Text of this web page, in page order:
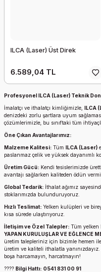
ILCA (Laser) Üst Direk
6.589,04 TL
Profesyonel ILCA (Laser) Teknik
İmalatçı ve ithalatçı kimliğimizle, ILCA
denizdeki zorlu şartlara uyum
çözümlerimizle, bu sınıftaki tüm
Öne Çıkan Avantajlarımız:
Malzeme Kalitesi: Tüm ILCA (Laser)
paslanmaz çelik ve yüksek dayanımlı
Üretim Gücü: Kendi tesislerimizde
avantajı sağlarken kaliteden ödün
Global Tedarik: İthalat ağımız
stoklarımızda bulunduruyoruz.
Hızlı Teslimat: Yelken kulüpleri ve
kısa sürede ulaştırıyoruz.
İletişim ve Özel Talepler: Tüm yelken
YAPAN KURULUŞLAR VE EĞLENCE
üretim talepleriniz için bizimle hemen
üretim ve kaliteli ithalatla
boşa harcamayın, harcatmayın!
???? Bilgi Hattı: 0541 831 00 91